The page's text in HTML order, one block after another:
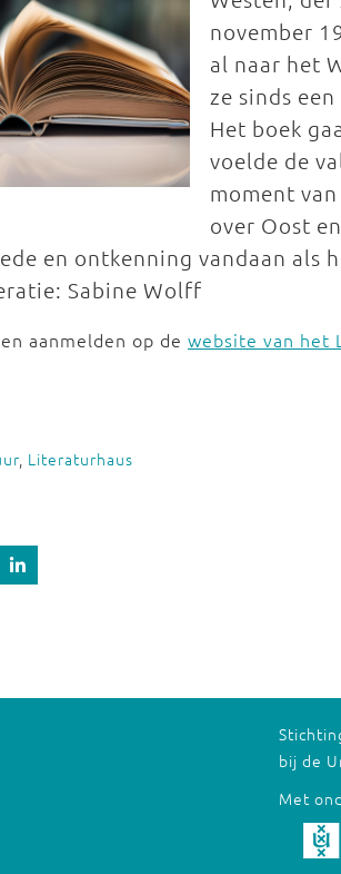
november
al naar het
ze sinds
Het boek
voelde de
moment
over Oost
en ontkenning vandaan als
Sabine Wolff
aanmelden op de website van het
, Literaturhaus
bij de
Met